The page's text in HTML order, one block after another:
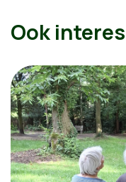
Ook